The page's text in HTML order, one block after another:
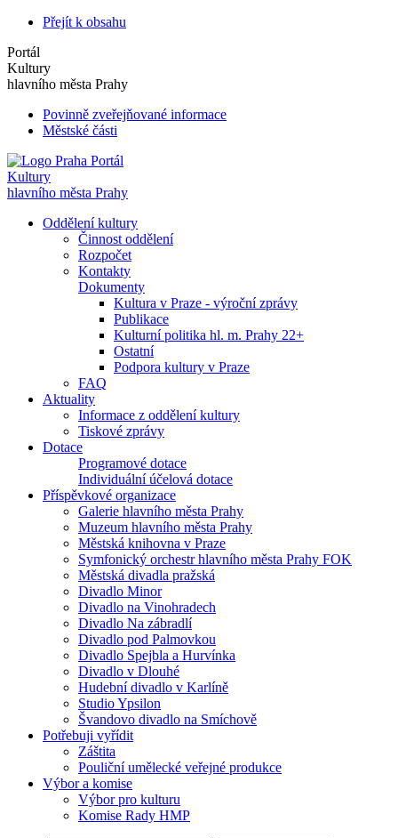
Přejít k obsahu
Portál
Kultury
hlavního města Prahy
Povinně zveřejňované informace
Městské části
Portál
Kultury
hlavního města Prahy
Oddělení kultury
Činnost oddělení
Rozpočet
Kontakty
Dokumenty
Kultura v Praze - výroční zprávy
Publikace
Kulturní politika hl. m. Prahy 22+
Ostatní
Podpora kultury v Praze
FAQ
Aktuality
Informace z oddělení kultury
Tiskové zprávy
Dotace
Programové dotace
Individuální účelová dotace
Příspěvkové organizace
Galerie hlavního města Prahy
Muzeum hlavního města Prahy
Městská knihovna v Praze
Symfonický orchestr hlavního města Prahy FOK
Městská divadla pražská
Divadlo Minor
Divadlo na Vinohradech
Divadlo Na zábradlí
Divadlo pod Palmovkou
Divadlo Spejbla a Hurvínka
Divadlo v Dlouhé
Hudební divadlo v Karlíně
Studio Ypsilon
Švandovo divadlo na Smíchově
Potřebuji vyřídit
Záštita
Pouliční umělecké veřejné produkce
Výbor a komise
Výbor pro kulturu
Komise Rady HMP